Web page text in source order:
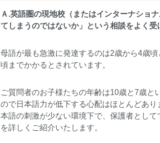
Ａ.英語圏の現地校（またはインターナショ
てしまうのではないか」という相談をよく
母語が最も急激に発達するのは2歳から4歳
頃までかかるとされています。
ご質問者のお子様たちの年齢は10歳と7歳と
ので日本語力が低下する心配はほとんどあ
本語の刺激が少ない環境下で、保護者とし
を詳しくご紹介いたします。